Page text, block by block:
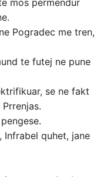
mos permendur
Pogradec me tren,
te futej ne pune
se ne fakt
Infrabel quhet, jane